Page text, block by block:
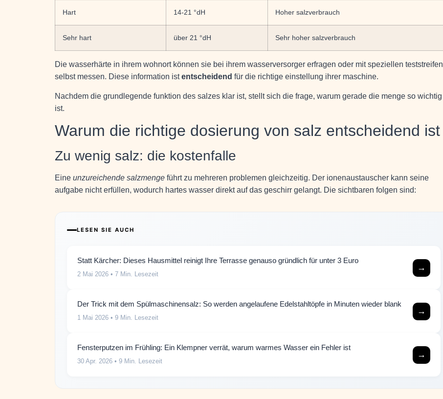
Hart 14-21 °dH Hoher salzverbrauch
Sehr hart über 21 °dH Sehr hoher salzverbrauch
Die wasserhärte in ihrem wohnort können sie bei ihrem wasserversorger erfragen oder mit speziellen teststreifen
selbst messen. Diese information istentscheidend für die richtige einstellung ihrer maschine.
Nachdem die grundlegende funktion des salzes klar ist, stellt sich die frage, warum gerade die menge so wichtig
ist.
Warum die richtige dosierung von salz entscheidend ist
Zu wenig salz: die kostenfalle
Eine unzureichende salzmenge führt zu mehreren problemen gleichzeitig. Der ionenaustauscher kann seine
aufgabe nicht erfüllen, wodurch hartes wasser direkt auf das geschirr gelangt. Die sichtbaren folgen sind:
LESEN SIE AUCH
Statt Kärcher: Dieses Hausmittel reinigt Ihre Terrasse genauso gründlich für unter 3 Euro
2 Mai 2026 • 7 Min. Lesezeit
→
Der Trick mit dem Spülmaschinensalz: So werden angelaufene Edelstahltöpfe in Minuten wieder blank
1 Mai 2026 • 9 Min. Lesezeit
→
Fensterputzen im Frühling: Ein Klempner verrät, warum warmes Wasser ein Fehler ist
30 Apr. 2026 • 9 Min. Lesezeit
→